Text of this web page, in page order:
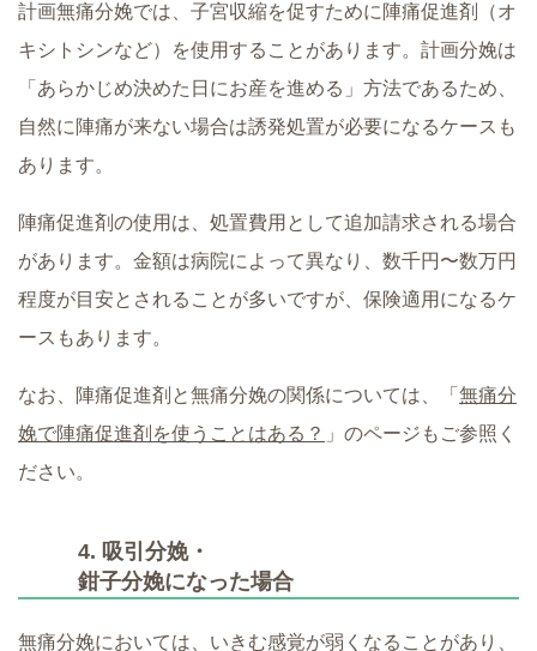
計画無痛分娩では、子宮収縮を促すために陣痛促進剤（オ
キシトシンなど）を使用することがあります。計画分娩は
「あらかじめ決めた日にお産を進める」方法であるため、
自然に陣痛が来ない場合は誘発処置が必要になるケースも
あります。
陣痛促進剤の使用は、処置費用として追加請求される場合
があります。金額は病院によって異なり、数千円〜数万円
程度が目安とされることが多いですが、保険適用になるケ
ースもあります。
なお、陣痛促進剤と無痛分娩の関係については、「 無痛分
娩で陣痛促進剤を使うことはある？ 」のページもご参照く
ださい。
4. 吸引分娩・
鉗子分娩になった場合
無痛分娩においては、いきむ感覚が弱くなることがあり、